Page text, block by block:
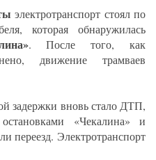
электротранспорт стоял по
которая обнаружилась
. После того, как
движение трамваев
задержки вновь стало ДТП,
«Чекалина» и
переезд. Электротранспорт